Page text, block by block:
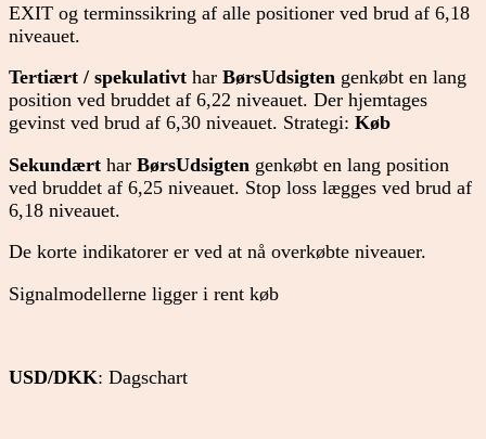
EXIT og terminssikring af alle positioner ved brud af 6,18
niveauet.
Tertiært / spekulativt har BørsUdsigten genkøbt en lang
position ved bruddet af 6,22 niveauet. Der hjemtages
gevinst ved brud af 6,30 niveauet. Strategi: Køb
Sekundært har BørsUdsigten genkøbt en lang position
ved bruddet af 6,25 niveauet. Stop loss lægges ved brud af
6,18 niveauet.
De korte indikatorer er ved at nå overkøbte niveauer.
Signalmodellerne ligger i rent køb
USD/DKK: Dagschart